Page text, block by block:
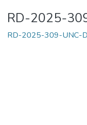
RD-2025-
RD-2025-309-UNC-